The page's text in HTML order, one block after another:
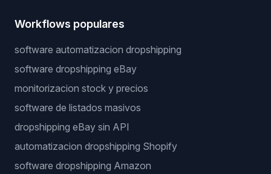
Workflows populares
software automatizacion dropshipping
software dropshipping eBay
monitorizacion stock y precios
software de listados masivos
dropshipping eBay sin API
automatizacion dropshipping Shopify
software dropshipping Amazon